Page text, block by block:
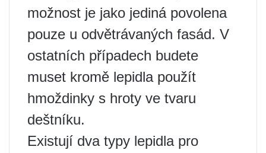
možnost je jako jediná povolena
pouze u odvětrávaných fasád. V
ostatních případech budete
muset kromě lepidla použít
hmoždinky s hroty ve tvaru
deštníku.
Existují dva typy lepidla pro